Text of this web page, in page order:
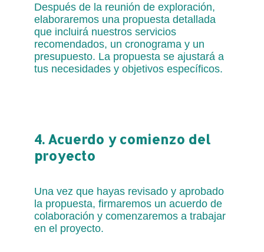
Después de la reunión de exploración,
elaboraremos una propuesta detallada
que incluirá nuestros servicios
recomendados, un cronograma y un
presupuesto. La propuesta se ajustará a
tus necesidades y objetivos específicos.
4. Acuerdo y comienzo del
proyecto
Una vez que hayas revisado y aprobado
la propuesta, firmaremos un acuerdo de
colaboración y comenzaremos a trabajar
en el proyecto.